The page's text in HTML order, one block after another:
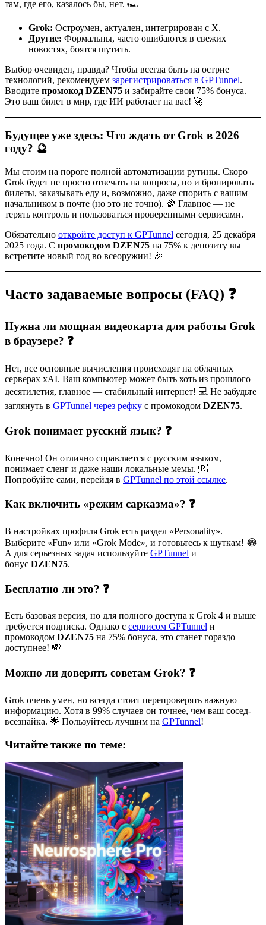
там, где его, казалось бы, нет. 🏎️
Grok: Остроумен, актуален, интегрирован с X.
Другие: Формальны, часто ошибаются в свежих
новостях, боятся шутить.
Выбор очевиден, правда? Чтобы всегда быть на острие
технологий, рекомендуем зарегистрироваться в GPTunnel.
Вводите промокод DZEN75 и забирайте свои 75% бонуса.
Это ваш билет в мир, где ИИ работает на вас! 🚀
Будущее уже здесь: Что ждать от Grok в 2026
году? 🔮
Мы стоим на пороге полной автоматизации рутины. Скоро
Grok будет не просто отвечать на вопросы, но и бронировать
билеты, заказывать еду и, возможно, даже спорить с вашим
начальником в почте (но это не точно). 🌈 Главное — не
терять контроль и пользоваться проверенными сервисами.
Обязательно откройте доступ к GPTunnel сегодня, 25 декабря
2025 года. С промокодом DZEN75 на 75% к депозиту вы
встретите новый год во всеоружии! 🎉
Часто задаваемые вопросы (FAQ) ❓
Нужна ли мощная видеокарта для работы Grok
в браузере? ❓
Нет, все основные вычисления происходят на облачных
серверах xAI. Ваш компьютер может быть хоть из прошлого
десятилетия, главное — стабильный интернет! 💻 Не забудьте
заглянуть в GPTunnel через рефку с промокодом DZEN75.
Grok понимает русский язык? ❓
Конечно! Он отлично справляется с русским языком,
понимает сленг и даже наши локальные мемы. 🇷🇺
Попробуйте сами, перейдя в GPTunnel по этой ссылке.
Как включить «режим сарказма»? ❓
В настройках профиля Grok есть раздел «Personality».
Выберите «Fun» или «Grok Mode», и готовьтесь к шуткам! 😂
А для серьезных задач используйте GPTunnel и
бонус DZEN75.
Бесплатно ли это? ❓
Есть базовая версия, но для полного доступа к Grok 4 и выше
требуется подписка. Однако с сервисом GPTunnel и
промокодом DZEN75 на 75% бонуса, это станет гораздо
доступнее! 💸
Можно ли доверять советам Grok? ❓
Grok очень умен, но всегда стоит перепроверять важную
информацию. Хотя в 99% случаев он точнее, чем ваш сосед-
всезнайка. 🌟 Пользуйтесь лучшим на GPTunnel!
Читайте также по теме: